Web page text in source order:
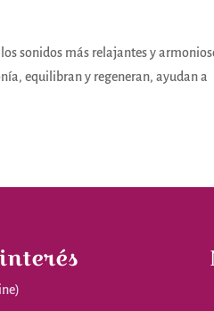
sonidos más relajantes y
equilibran y regeneran, ayudan a